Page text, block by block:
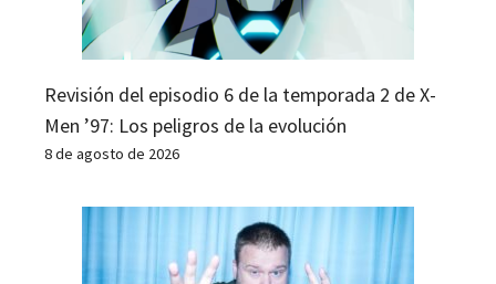
Revisión del episodio 6 de la temporada 2 de X-
Men ’97: Los peligros de la evolución
8 de agosto de 2026